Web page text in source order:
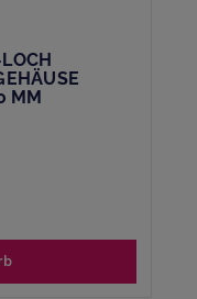
MM